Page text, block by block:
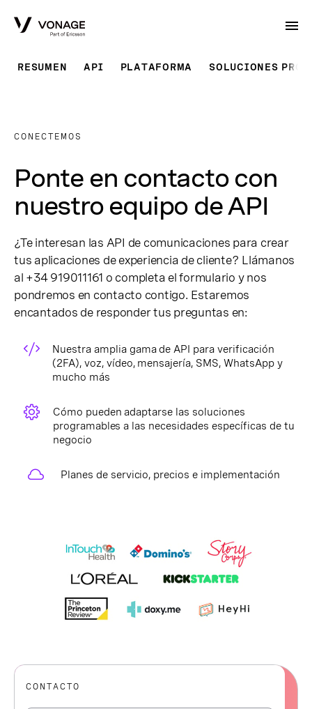
RESUMEN API PLATAFORMA SOLUCIONES
CONECTEMOS
Ponte en contacto con
nuestro equipo de API
¿Te interesan las API de comunicaciones para crear
tus aplicaciones de experiencia de cliente? Llámanos
al +34 919011161 o completa el formulario y nos
pondremos en contacto contigo. Estaremos
encantados de responder tus preguntas en:
Nuestra amplia gama de API para verificación
(2FA), voz, vídeo, mensajería, SMS, WhatsApp y
mucho más
Cómo pueden adaptarse las soluciones
programables a las necesidades específicas de tu
negocio
Planes de servicio, precios e implementación
CONTACTO